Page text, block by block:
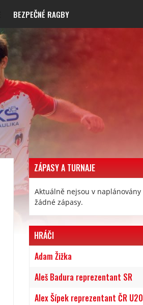
BEZPEČNÉ RAGBY
ZÁPASY A TURNAJE
Aktuálně nejsou v naplánovány
žádné zápasy.
HRÁČI
Adam Žižka
Aleš Badura reprezentant SR
Alex Šípek reprezentant ČR U20